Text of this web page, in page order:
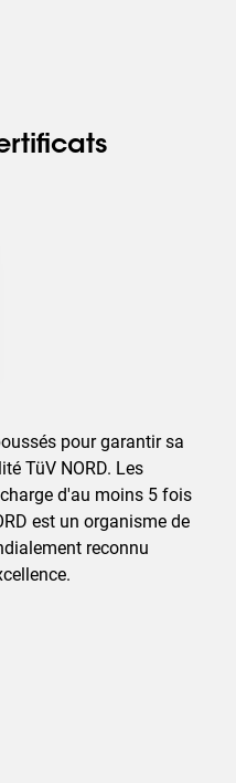
pour garantir sa
TüV NORD. Les
d'au moins 5 fois
est un organisme de
reconnu